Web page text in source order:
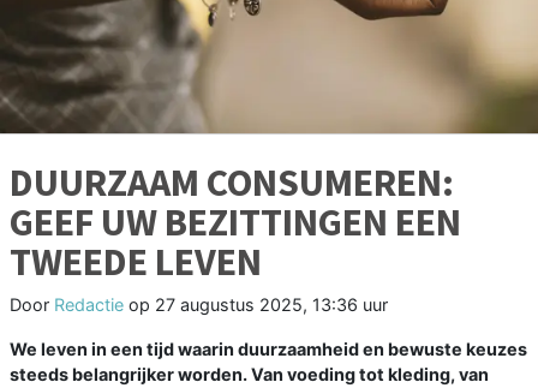
DUURZAAM CONSUMEREN:
GEEF UW BEZITTINGEN EEN
TWEEDE LEVEN
Door Redactie op 27 augustus 2025, 13:36 uur
We leven in een tijd waarin duurzaamheid en bewuste keuzes
steeds belangrijker worden. Van voeding tot kleding, van